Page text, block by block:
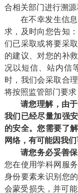
合相关部门进行溯源
在不幸发生信
求，及时向您告知
们已采取或将要采
的建议、对您的补
况以短信、站内信
时，我们会采取合
将按照监管部门要求
请您理解，由
我们已经尽量加强
的安全。您需要了
网络，有可能因我
请您务必妥善
您在使用学科网服
身份要素来识别您
会蒙受损失，并可